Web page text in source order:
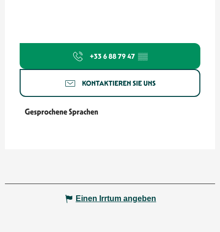
+33 6 88 79 47 ▒▒
KONTAKTIEREN SIE UNS
Gesprochene Sprachen
Gesprochene Sprachen
Einen Irrtum angeben